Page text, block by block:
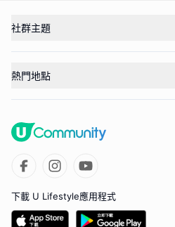
社群主題
熱門地點
下載 U Lifestyle應用程式